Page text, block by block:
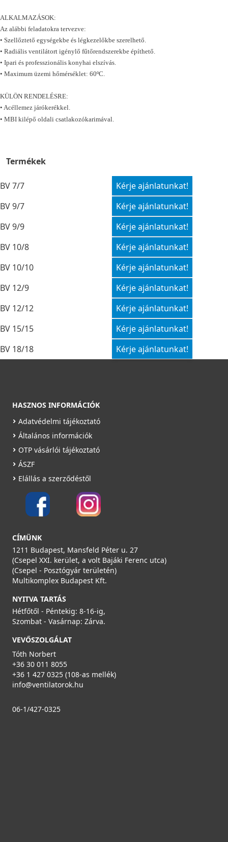
ALKALMAZÁSOK:
Az alábbi feladatokra tervezve:
• Szellőztető egységekbe és légkezelőkbe szerelhető.
• Radiális ventilátort igénylő fűtőrendszerekbe építhető.
• Ipari és professzionális konyhai elszívás.
• Maximum üzemi hőmérséklet: 60ºC.
KÜLÖN RENDELÉSRE:
• Acéllemez járókerékkel.
• MBI kilépő oldali csatlakozókarimával.
Termékek
BV 7/7
Kérje ajánlatunkat!
BV 9/7
Kérje ajánlatunkat!
BV 9/9
Kérje ajánlatunkat!
BV 10/8
Kérje ajánlatunkat!
BV 10/10
Kérje ajánlatunkat!
BV 12/9
Kérje ajánlatunkat!
BV 12/12
Kérje ajánlatunkat!
BV 15/15
Kérje ajánlatunkat!
BV 18/18
Kérje ajánlatunkat!
HASZNOS INFORMÁCIÓK
Adatvédelmi tájékoztató
Általános információk
OTP vásárlói tájékoztató
ÁSZF
Elállás a szerződéstől
CÍMÜNK
1211 Budapest, Mansfeld Péter u. 27
(Csepel XXI. kerület, a volt Bajáki Ferenc utca)
(Csepel - Posztógyár területén)
Multikomplex Budapest Kft.
NYITVA TARTÁS
Hétfőtől - Péntekig: 8-16-ig,
Szombat - Vasárnap: Zárva.
VEVŐSZOLGÁLAT
Tóth Norbert
+36 30 011 8055
+36 1 427 0325 (108-as mellék)
info@ventilatorok.hu
06-1/427-0325